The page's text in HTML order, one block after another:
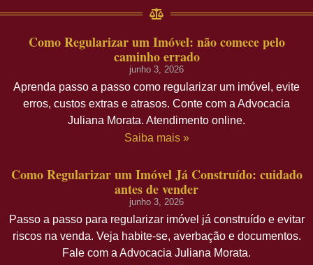
Como Regularizar um Imóvel: não comece pelo
caminho errado
junho 3, 2026
Aprenda passo a passo como regularizar um imóvel, evite
erros, custos extras e atrasos. Conte com a Advocacia
Juliana Morata. Atendimento online.
Saiba mais »
Como Regularizar um Imóvel Já Construído: cuidado
antes de vender
junho 3, 2026
Passo a passo para regularizar imóvel já construído e evitar
riscos na venda. Veja habite-se, averbação e documentos.
Fale com a Advocacia Juliana Morata.